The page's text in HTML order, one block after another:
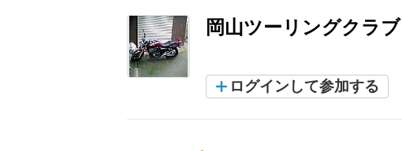
岡山ツーリングクラブ
ログインして参加する